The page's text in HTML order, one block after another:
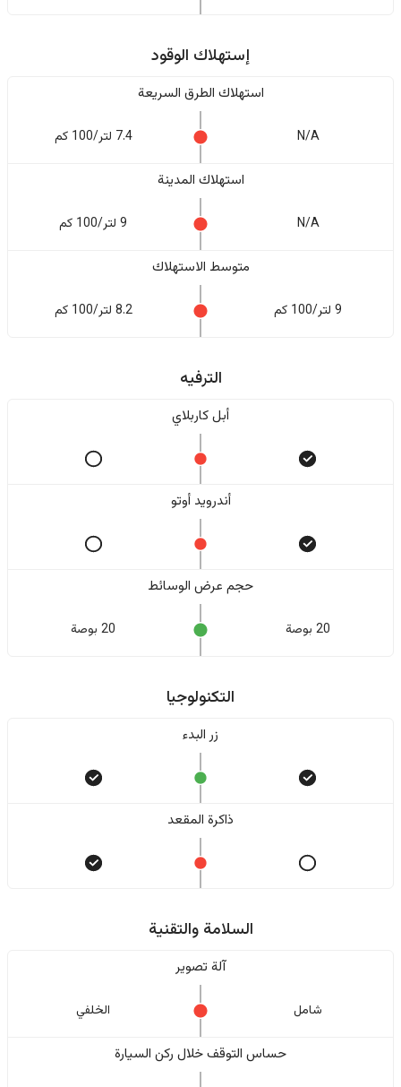
إستهلاك الوقود
استهلاك الطرق السريعة
N/A 7.4 لتر/100 كم
استهلاك المدينة
N/A 9 لتر/100 كم
متوسط الاستهلاك
9 لتر/100 كم 8.2 لتر/100 كم
الترفيه
أبل كاربلاي
أندرويد أوتو
حجم عرض الوسائط
20 بوصة 20 بوصة
التكنولوجيا
زر البدء
ذاكرة المقعد
السلامة والتقنية
آلة تصوير
شامل الخلفي
حساس التوقف خلال ركن السيارة